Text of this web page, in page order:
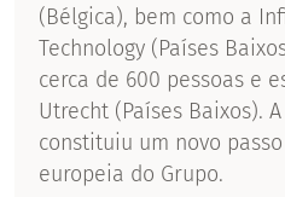
(Bélgica), bem como a
Technology (Países
cerca de 600 pessoas e
Utrecht (Países Baixos).
constituiu um novo
europeia do Grupo.